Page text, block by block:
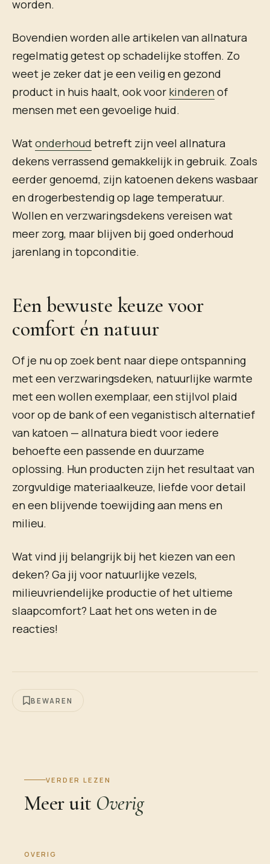
worden.
Bovendien worden alle artikelen van allnatura
regelmatig getest op schadelijke stoffen. Zo
weet je zeker dat je een veilig en gezond
product in huis haalt, ook voor kinderen of
mensen met een gevoelige huid.
Watonderhoud betreft zijn veel allnatura
dekens verrassend gemakkelijk in gebruik. Zoals
eerder genoemd, zijn katoenen dekens wasbaar
en drogerbestendig op lage temperatuur.
Wollen en verzwaringsdekens vereisen wat
meer zorg, maar blijven bij goed onderhoud
jarenlang in topconditie.
Een bewuste keuze voor
comfort én natuur
Of je nu op zoek bent naar diepe ontspanning
met een verzwaringsdeken, natuurlijke warmte
met een wollen exemplaar, een stijlvol plaid
voor op de bank of een veganistisch alternatief
van katoen — allnatura biedt voor iedere
behoefte een passende en duurzame
oplossing. Hun producten zijn het resultaat van
zorgvuldige materiaalkeuze, liefde voor detail
en een blijvende toewijding aan mens en
milieu.
Wat vind jij belangrijk bij het kiezen van een
deken? Ga jij voor natuurlijke vezels,
milieuvriendelijke productie of het ultieme
slaapcomfort? Laat het ons weten in de
reacties!
BEWAREN
VERDER LEZEN
Meer uit Overig
OVERIG